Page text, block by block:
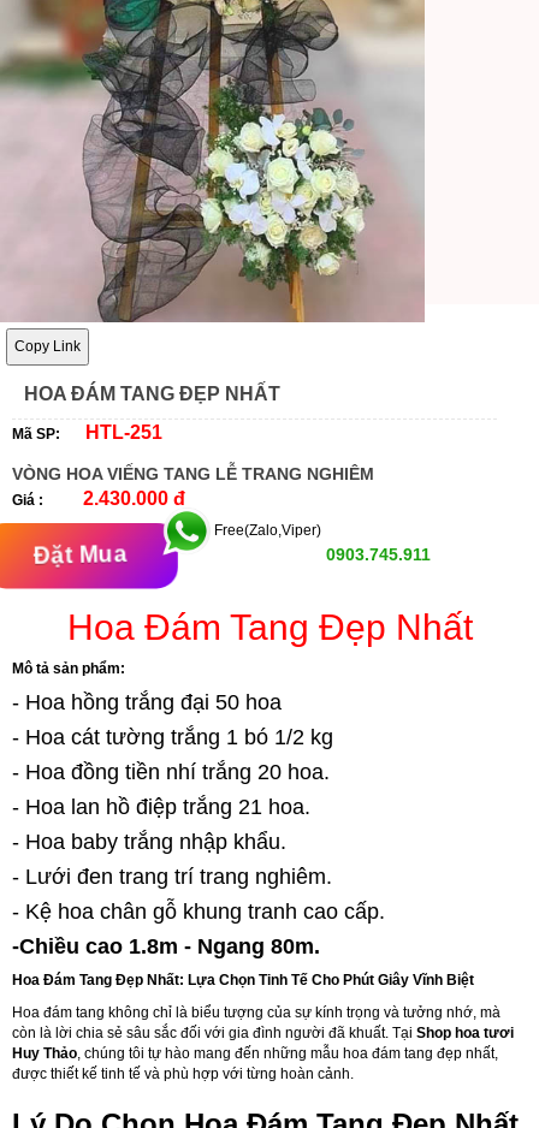
Copy Link
HOA ĐÁM TANG ĐẸP NHẤT
Mã SP: HTL-251
VÒNG HOA VIẾNG TANG LỄ TRANG NGHIÊM
Giá : 2.430.000 đ
Đặt Mua
Free(Zalo,Viper)
0903.745.911
Hoa Đám Tang Đẹp Nhất
Mô tả sản phẩm:
- Hoa hồng trắng đại 50 hoa
- Hoa cát tường trắng 1 bó 1/2 kg
- Hoa đồng tiền nhí trắng 20 hoa.
- Hoa lan hồ điệp trắng 21 hoa.
- Hoa baby trắng nhập khẩu.
- Lưới đen trang trí trang nghiêm.
- Kệ hoa chân gỗ khung tranh cao cấp.
-Chiều cao 1.8m - Ngang 80m.
Hoa Đám Tang Đẹp Nhất: Lựa Chọn Tinh Tế Cho Phút Giây Vĩnh Biệt
Hoa đám tang không chỉ là biểu tượng của sự kính trọng và tưởng nhớ, mà
còn là lời chia sẻ sâu sắc đối với gia đình người đã khuất. Tại Shop hoa tươi
Huy Thảo, chúng tôi tự hào mang đến những mẫu hoa đám tang đẹp nhất,
được thiết kế tinh tế và phù hợp với từng hoàn cảnh.